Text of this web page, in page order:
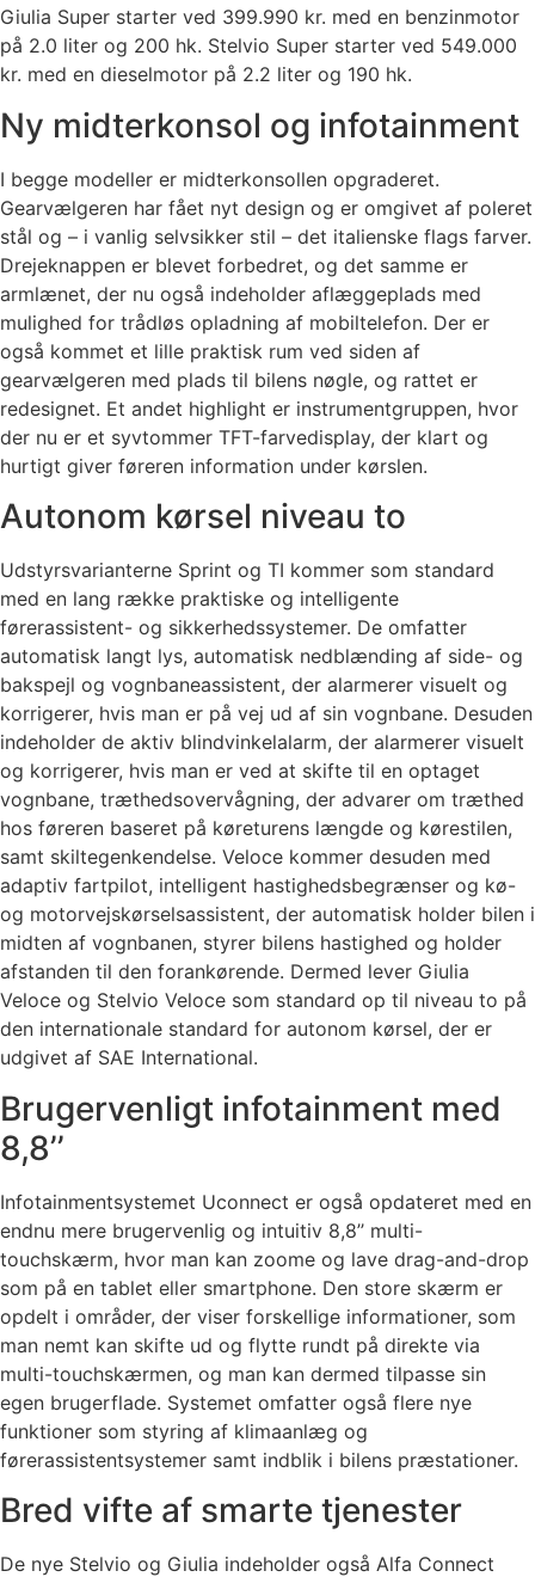
Giulia Super starter ved 399.990 kr. med en benzinmotor
på 2.0 liter og 200 hk. Stelvio Super starter ved 549.000
kr. med en dieselmotor på 2.2 liter og 190 hk.
Ny midterkonsol og infotainment
I begge modeller er midterkonsollen opgraderet.
Gearvælgeren har fået nyt design og er omgivet af poleret
stål og – i vanlig selvsikker stil – det italienske flags farver.
Drejeknappen er blevet forbedret, og det samme er
armlænet, der nu også indeholder aflæggeplads med
mulighed for trådløs opladning af mobiltelefon. Der er
også kommet et lille praktisk rum ved siden af
gearvælgeren med plads til bilens nøgle, og rattet er
redesignet. Et andet highlight er instrumentgruppen, hvor
der nu er et syvtommer TFT-farvedisplay, der klart og
hurtigt giver føreren information under kørslen.
Autonom kørsel niveau to
Udstyrsvarianterne Sprint og TI kommer som standard
med en lang række praktiske og intelligente
førerassistent- og sikkerhedssystemer. De omfatter
automatisk langt lys, automatisk nedblænding af side- og
bakspejl og vognbaneassistent, der alarmerer visuelt og
korrigerer, hvis man er på vej ud af sin vognbane. Desuden
indeholder de aktiv blindvinkelalarm, der alarmerer visuelt
og korrigerer, hvis man er ved at skifte til en optaget
vognbane, træthedsovervågning, der advarer om træthed
hos føreren baseret på køreturens længde og kørestilen,
samt skiltegenkendelse. Veloce kommer desuden med
adaptiv fartpilot, intelligent hastighedsbegrænser og kø-
og motorvejskørselsassistent, der automatisk holder bilen i
midten af vognbanen, styrer bilens hastighed og holder
afstanden til den forankørende. Dermed lever Giulia
Veloce og Stelvio Veloce som standard op til niveau to på
den internationale standard for autonom kørsel, der er
udgivet af SAE International.
Brugervenligt infotainment med
8,8’’
Infotainmentsystemet Uconnect er også opdateret med en
endnu mere brugervenlig og intuitiv 8,8’’ multi-
touchskærm, hvor man kan zoome og lave drag-and-drop
som på en tablet eller smartphone. Den store skærm er
opdelt i områder, der viser forskellige informationer, som
man nemt kan skifte ud og flytte rundt på direkte via
multi-touchskærmen, og man kan dermed tilpasse sin
egen brugerflade. Systemet omfatter også flere nye
funktioner som styring af klimaanlæg og
førerassistentsystemer samt indblik i bilens præstationer.
Bred vifte af smarte tjenester
De nye Stelvio og Giulia indeholder også Alfa Connect